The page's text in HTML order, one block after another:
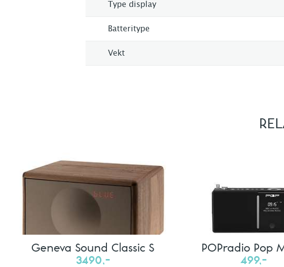
Type display
Batteritype
Vekt
Geneva Sound Classic S
3490,-
POPradio Pop
499,-